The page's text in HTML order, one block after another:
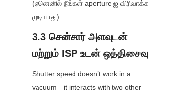
(ஏனெனில் நீங்கள் aperture ஐ விரிவாக்க
முடியாது).
3.3 சென்சார் அளவுடன்
மற்றும் ISP உடன் ஒத்திசைவு
Shutter speed doesn’t work in a
vacuum—it interacts with two other